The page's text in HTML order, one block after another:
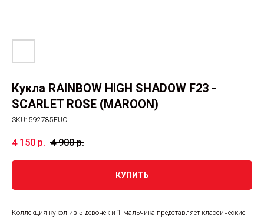
Кукла RAINBOW HIGH SHADOW F23 -
SCARLET ROSE (MAROON)
SKU: 592785EUC
4 150 р. 4 900 р.
КУПИТЬ
Коллекция кукол из 5 девочек и 1 мальчика представляет классические